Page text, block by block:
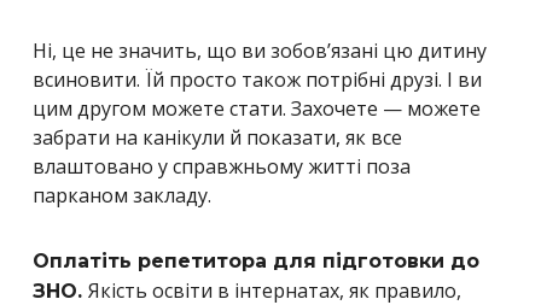
Ні, це не значить, що ви зобов’язані цю дитину
всиновити. Їй просто також потрібні друзі. І ви
цим другом можете стати. Захочете — можете
забрати на канікули й показати, як все
влаштовано у справжньому житті поза
парканом закладу.
Оплатіть репетитора для підготовки до
ЗНО. Якість освіти в інтернатах, як правило,